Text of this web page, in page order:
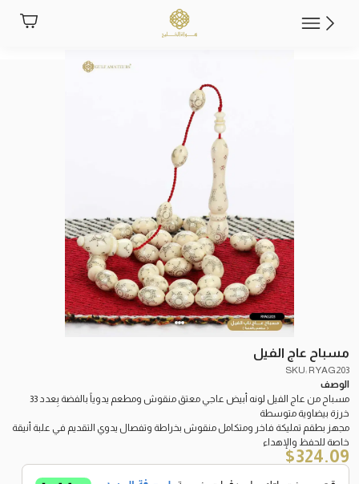
مسباح عاج الفيل
SKU: RYAG203
الوصف
مسباح من عاج الفيل لونه أبيض عاجي معتق منقوش ومطعم يدوياً بالفضة بِعدد 33
خرزة بيضاوية متوسطة
مجهز بطقم تمليكة فاخر ومتكامل منقوش بخراطة وتفصال يدوي التقديم في علبة أنيقة
خاصة للحفظ والإهداء
324.09
$